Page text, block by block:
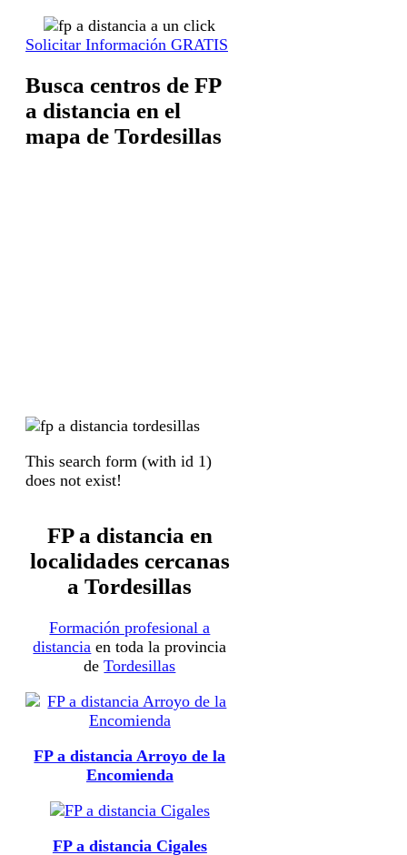
Solicitar Información GRATIS
Busca centros de FP
a distancia en el
mapa de Tordesillas
This search form (with id 1)
does not exist!
FP a distancia en
localidades cercanas
a Tordesillas
Formación profesional a
distancia en toda la provincia
deTordesillas
FP a distancia Arroyo de la
Encomienda
FP a distancia Cigales